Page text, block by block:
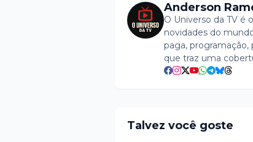
Anderson
O Universo da TV é
novidades do
paga,
que traz uma
Talvez você goste